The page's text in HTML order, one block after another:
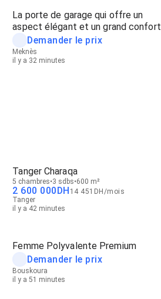
La porte de garage qui offre un
aspect élégant et un grand confort
Demander le prix
Meknès
il y a 32 minutes
Tanger Charaqa
5 chambres 3 sdbs 600 m²
2 600 000 DH 14 451 DH /mois
Tanger
il y a 42 minutes
Femme Polyvalente Premium
Demander le prix
Bouskoura
il y a 51 minutes